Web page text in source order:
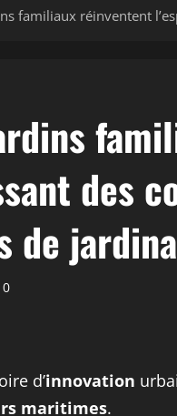
familiaux réinventent
des
0
d’innovation
maritimes.